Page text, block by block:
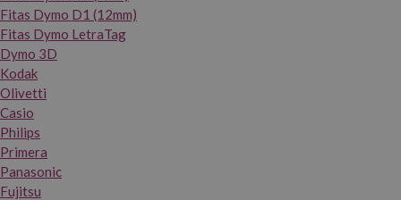
Fitas Dymo D1 (12mm)
Fitas Dymo LetraTag
Dymo 3D
Kodak
Olivetti
Casio
Philips
Primera
Panasonic
Fujitsu